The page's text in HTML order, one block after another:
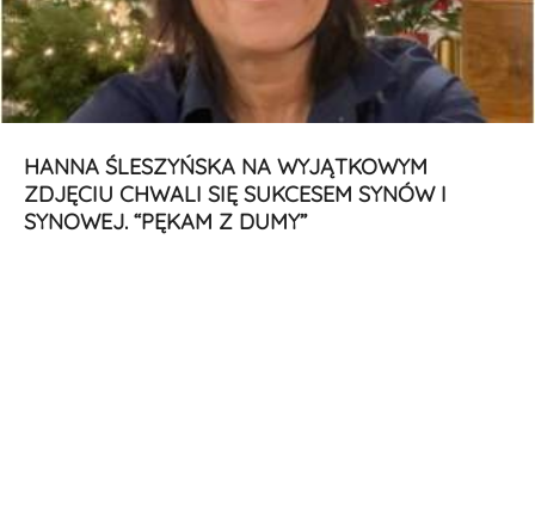
HANNA ŚLESZYŃSKA NA WYJĄTKOWYM
ZDJĘCIU CHWALI SIĘ SUKCESEM SYNÓW I
SYNOWEJ. “PĘKAM Z DUMY”